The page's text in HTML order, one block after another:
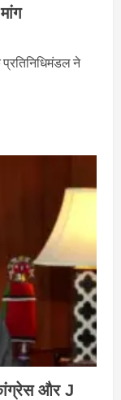
ने
और J